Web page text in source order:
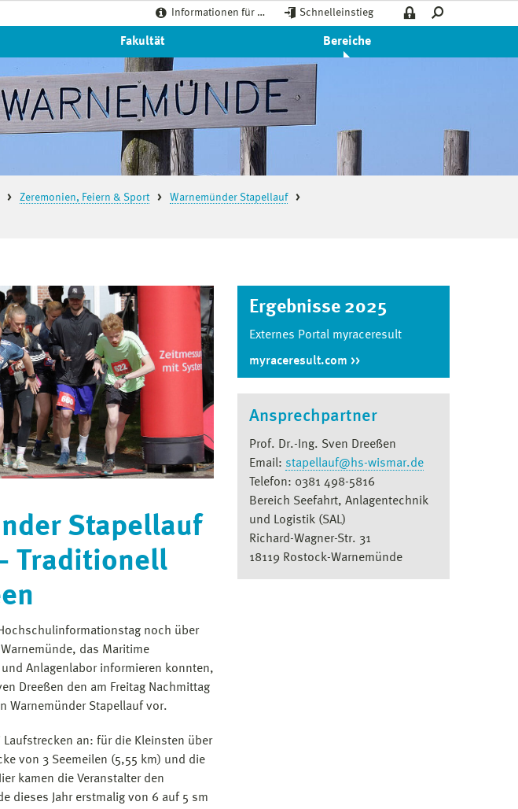
Informationen für … Schnelleinstieg
Fakultät Bereiche
Zeremonien, Feiern & Sport
Warnemünder Stapellauf
Stapellauf
Traditionell
noch über
das Maritime
Anlagenlabor informieren konnten,
Dreeßen den am Freitag Nachmittag
Warnemünder Stapellauf vor.
Laufstrecken an: für die Kleinsten über
von 3 Seemeilen (5,55 km) und die
kamen die Veranstalter den
dieses Jahr erstmalig von 6 auf 5 sm
Ergebnisse 2025
Externes Portal myraceresult
myraceresult.com
Ansprechpartner
Prof. Dr.-Ing. Sven Dreeßen
Email: stapellauf@hs-wismar.de
Telefon: 0381 498-5816
Bereich Seefahrt, Anlagentechnik
und Logistik (SAL)
Richard-Wagner-Str. 31
18119 Rostock-Warnemünde